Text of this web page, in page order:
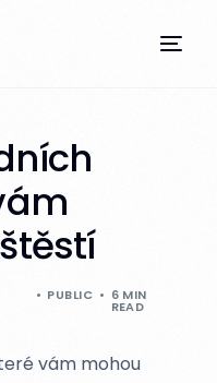
PUBLIC 6 MIN
READ
vám mohou